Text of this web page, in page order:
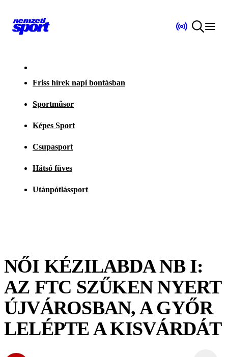
Friss hírek napi bontásban
Sportműsor
Képes Sport
Csupasport
Hátsó füves
Utánpótlássport
NŐI KÉZILABDA NB I:
AZ FTC SZŰKEN NYERT
ÚJVÁROSBAN, A GYŐR
LELÉPTE A KISVÁRDÁT